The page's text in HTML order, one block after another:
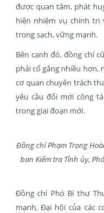
được quan tâm, phát
hiện nhiệm vụ chính trị
trong sạch, vững mạnh.
Bên cạnh đó, đồng chí
phải cố gắng nhiều hơn,
cơ quan chuyên trách
yêu cầu đổi mới công
trong giai đoạn mới.
Đồng chí Phạm Trọng
ban Kiểm tra Tỉnh ủy,
Đồng chí Phó Bí thư
mạnh, Đại hội của các